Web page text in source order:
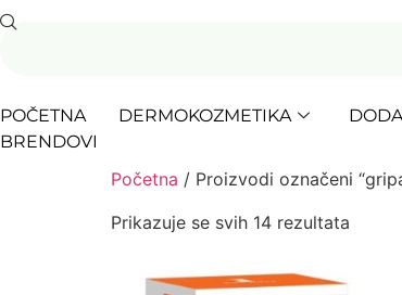
POČETNA DERMOKOZMETIKA
BRENDOVI
Početna / Proizvodi označeni
Prikazuje se svih 14 rezultata